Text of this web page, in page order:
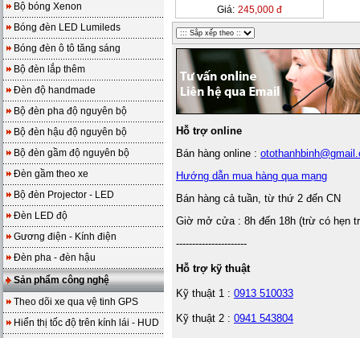
Bộ bóng Xenon
Bóng đèn LED Lumileds
Bóng đèn ô tô tăng sáng
Bộ đèn lắp thêm
Đèn độ handmade
Bộ đèn pha độ nguyên bộ
Bộ đèn hậu độ nguyên bộ
Bộ đèn gầm độ nguyên bộ
Đèn gầm theo xe
Bộ đèn Projector - LED
Đèn LED độ
Gương điện - Kính điện
Đèn pha - đèn hậu
Sản phẩm công nghệ
Theo dõi xe qua vệ tinh GPS
Hiển thị tốc độ trên kính lái - HUD
Giá: 245,000 đ
Hỗ trợ online
Bán hàng online :
Hướng dẫn mua hàng qua mạng
Bán hàng cả tuần, từ thứ 2 đến CN
Giờ mở cửa : 8h đến 18h (trừ có hẹn
----------------------
Hỗ trợ kỹ thuật
Kỹ thuật 1 : 0913 510033
Kỹ thuật 2 : 0941 543804